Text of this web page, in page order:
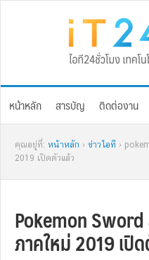
หน้าหลัก สารบัญ ติดต่องาน
คุณอยู่ที่: หน้าหลัก › ข่าวไอที ›
2019 เปิดตัวแล้ว
Pokemon
ภาคใหม่ 2019 เปิ